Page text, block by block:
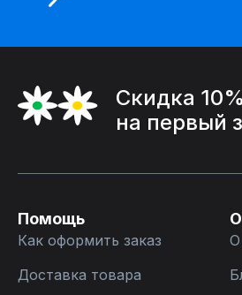
Скидка 10%
на первый
Помощь
Как оформить заказ
Доставка товара
О